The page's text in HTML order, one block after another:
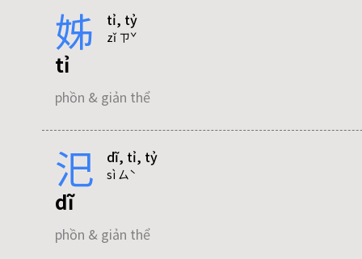
bí
phồn & giản thể
bỉ
phồn & giản thể
tỉ
姊 tỉ, tỷ
zǐ ㄗˇ
tỉ
phồn & giản thể
tỷ
phồn & giản thể
汜 dĩ, tỉ, tỷ
sì ㄙˋ
dĩ
phồn & giản thể